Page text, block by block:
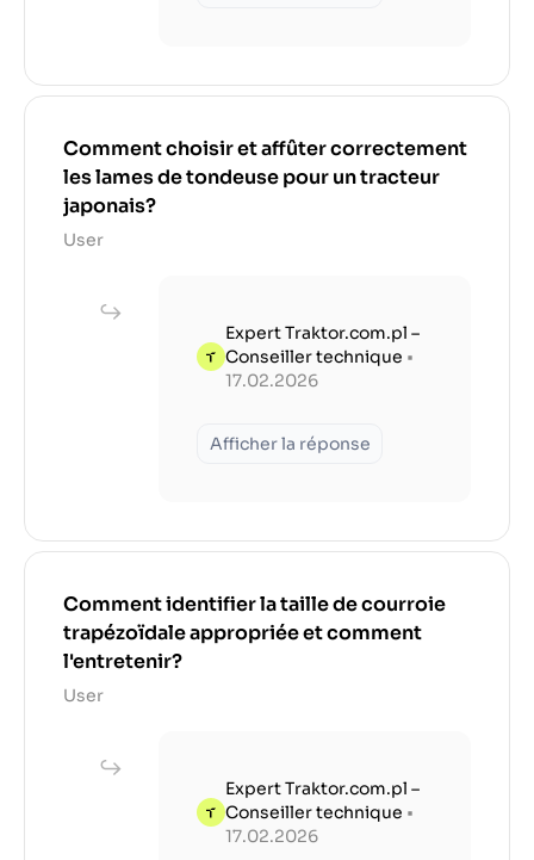
Comment choisir et affûter correctement
les lames de tondeuse pour un tracteur
japonais?
User
Expert Traktor.com.pl –
Conseiller technique •
17.02.2026
Afficher la réponse
Comment identifier la taille de courroie
trapézoïdale appropriée et comment
l'entretenir?
User
Expert Traktor.com.pl –
Conseiller technique •
17.02.2026